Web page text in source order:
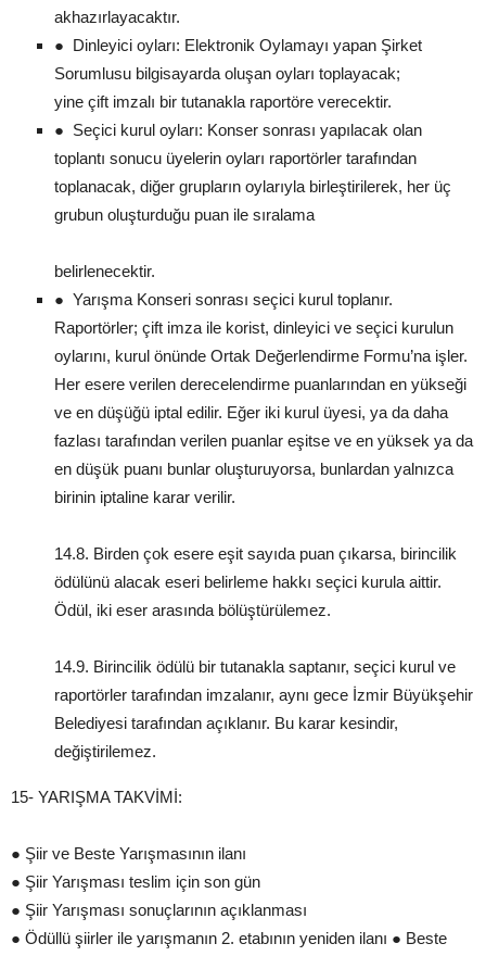
akhazırlayacaktır.
● Dinleyici oyları: Elektronik Oylamayı yapan Şirket
Sorumlusu bilgisayarda oluşan oyları toplayacak;
yine çift imzalı bir tutanakla raportöre verecektir.
● Seçici kurul oyları: Konser sonrası yapılacak olan
toplantı sonucu üyelerin oyları raportörler tarafından
toplanacak, diğer grupların oylarıyla birleştirilerek, her üç
grubun oluşturduğu puan ile sıralama
belirlenecektir.
● Yarışma Konseri sonrası seçici kurul toplanır.
Raportörler; çift imza ile korist, dinleyici ve seçici kurulun
oylarını, kurul önünde Ortak Değerlendirme Formu’na işler.
Her esere verilen derecelendirme puanlarından en yükseği
ve en düşüğü iptal edilir. Eğer iki kurul üyesi, ya da daha
fazlası tarafından verilen puanlar eşitse ve en yüksek ya da
en düşük puanı bunlar oluşturuyorsa, bunlardan yalnızca
birinin iptaline karar verilir.
14.8. Birden çok esere eşit sayıda puan çıkarsa, birincilik
ödülünü alacak eseri belirleme hakkı seçici kurula aittir.
Ödül, iki eser arasında bölüştürülemez.
14.9. Birincilik ödülü bir tutanakla saptanır, seçici kurul ve
raportörler tarafından imzalanır, aynı gece İzmir Büyükşehir
Belediyesi tarafından açıklanır. Bu karar kesindir,
değiştirilemez.
15- YARIŞMA TAKVİMİ:
● Şiir ve Beste Yarışmasının ilanı
● Şiir Yarışması teslim için son gün
● Şiir Yarışması sonuçlarının açıklanması
● Ödüllü şiirler ile yarışmanın 2. etabının yeniden ilanı ● Beste